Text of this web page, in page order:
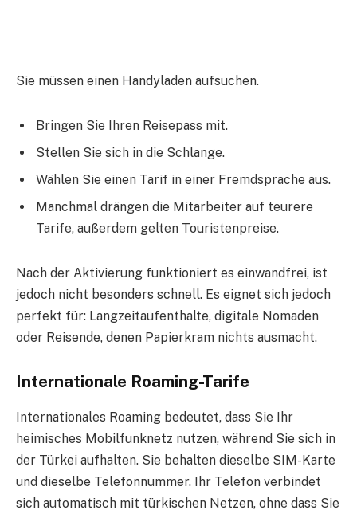
Sie müssen einen Handyladen aufsuchen.
Bringen Sie Ihren Reisepass mit.
Stellen Sie sich in die Schlange.
Wählen Sie einen Tarif in einer Fremdsprache aus.
Manchmal drängen die Mitarbeiter auf teurere
Tarife, außerdem gelten Touristenpreise.
Nach der Aktivierung funktioniert es einwandfrei, ist
jedoch nicht besonders schnell. Es eignet sich jedoch
perfekt für: Langzeitaufenthalte, digitale Nomaden
oder Reisende, denen Papierkram nichts ausmacht.
Internationale Roaming-Tarife
Internationales Roaming bedeutet, dass Sie Ihr
heimisches Mobilfunknetz nutzen, während Sie sich in
der Türkei aufhalten. Sie behalten dieselbe SIM-Karte
und dieselbe Telefonnummer. Ihr Telefon verbindet
sich automatisch mit türkischen Netzen, ohne dass Sie